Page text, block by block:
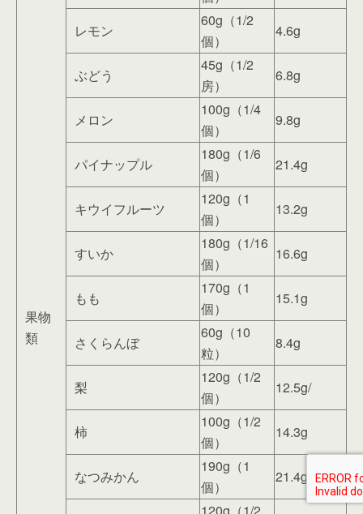
果物
類
レモン
60g（1/2
個）
4.6g
ぶどう
45g（1/2
房）
6.8g
メロン
100g（1/4
個）
9.8g
パイナップル
180g（1/6
個）
21.4g
キウイフルーツ
120g（1
個）
13.2g
すいか
180g（1/16
個）
16.6g
もも
170g（1
個）
15.1g
さくらんぼ
60g（10
粒）
8.4g
梨
120g（1/2
個）
12.5g/
柿
100g（1/2
個）
14.3g
なつみかん
190g（1
個）
21.4g